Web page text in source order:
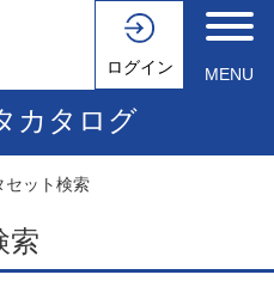
ログイン MENU
カタログ
セット検索
索